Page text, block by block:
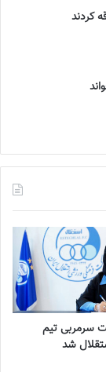
کردند
سرمربی تیم
شد